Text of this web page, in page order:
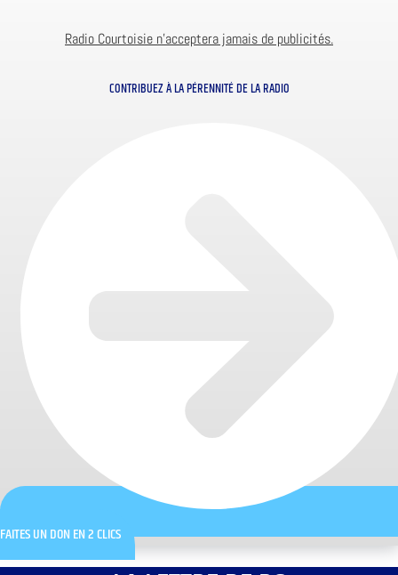
Radio Courtoisie n’acceptera jamais de publicités.
CONTRIBUEZ À LA PÉRENNITÉ DE LA RADIO
FAITES UN DON EN 2 CLICS